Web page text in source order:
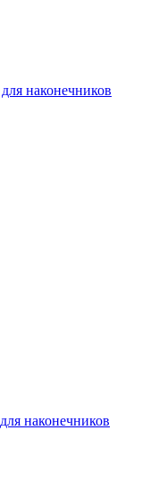
наконечников
наконечников